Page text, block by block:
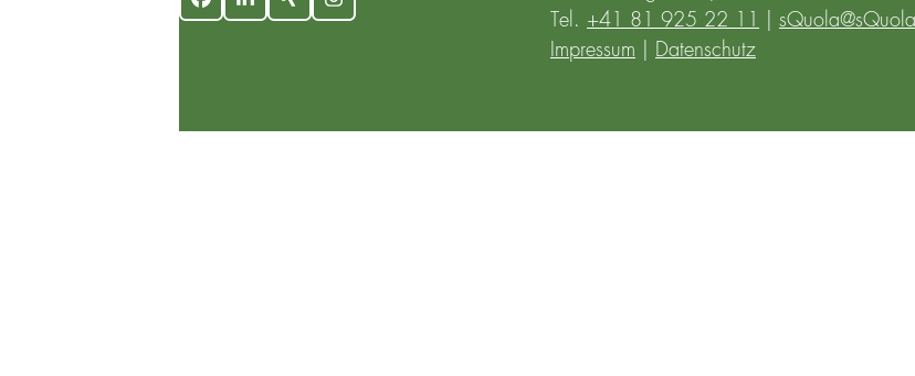
FacebookLinkedInXing Instagram
Tel. +41 81 925 22 11
Impressum
Datenschutz